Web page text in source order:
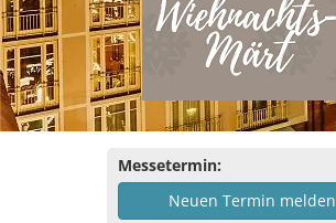
Messetermin:
Neuen Termin melden